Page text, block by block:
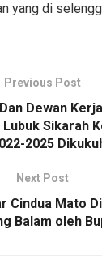
yang di
Previous Post
Dewan
Sikarah
2025
Next Post
Cindua Mato
Balam oleh